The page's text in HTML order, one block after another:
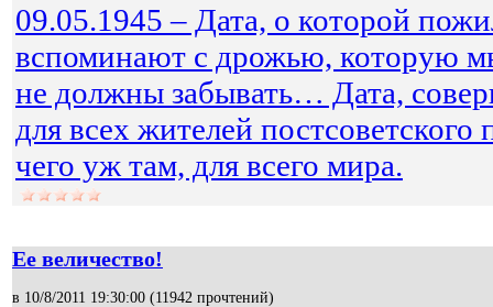
09.05.1945 – Дата, о которой
вспоминают с дрожью, которую
не должны забывать… Дата,
для всех жителей постсоветского
чего уж там, для всего мира.
Ее величество!
в 10/8/2011 19:30:00 (11942 прочтений)